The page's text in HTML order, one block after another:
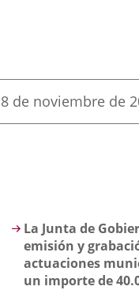
Fecha
la
8 de noviembre de
Descripción
La Junta de
emisión y
actuaciones
un importe de